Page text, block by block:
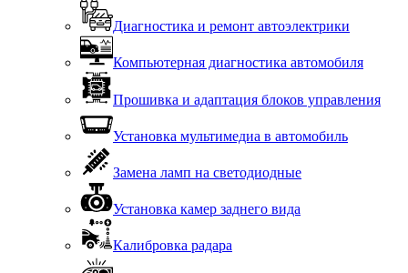
Диагностика и ремонт автоэлектрики
Компьютерная диагностика автомобиля
Прошивка и адаптация блоков управления
Установка мультимедиа в автомобиль
Замена ламп на светодиодные
Установка камер заднего вида
Калибровка радара